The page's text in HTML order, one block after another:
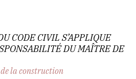
CODE CIVIL S’APPLIQUE
DU MAÎTRE DE
la construction